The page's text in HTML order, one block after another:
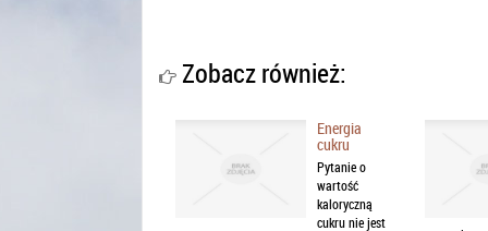
Zobacz również:
Energia
cukru
Pytanie o
wartość
kaloryczną
cukru nie jest